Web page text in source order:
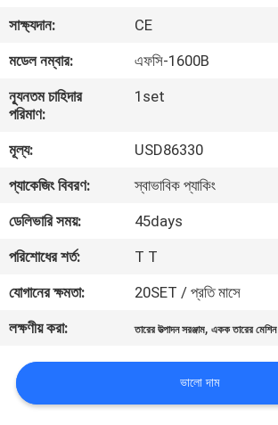
ভিআর
শো
সম্পর্কে
কারখানা
পরিদর্শন
গুণমান
নিয়ন্ত্রণ
আমাদের
সাক্ষ্যদান:
CE
মডেল নম্বার:
এফসি-1600B
ন্যূনতম চাহিদার
পরিমাণ:
1set
মূল্য:
USD86330
প্যাকেজিং বিবরণ:
স্বাভাবিক প্যাকিং
ডেলিভারি সময়:
45days
পরিশোধের শর্ত:
T T
যোগানের ক্ষমতা:
20SET / প্রতি মাসে
লক্ষণীয় করা:
তারের উত্পাদন সরঞ্জাম,একক তারের মেশিন
ভালো দাম